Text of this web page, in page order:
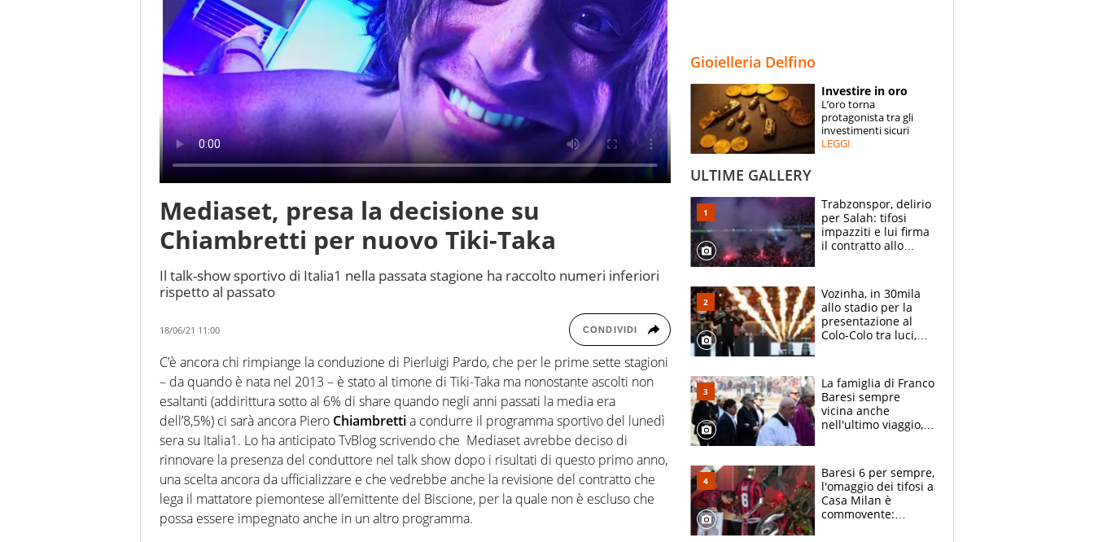
ESPERTI
CONTATTI
Mediaset, presa la decisione su
Chiambretti per nuovo Tiki-Taka
Il talk-show sportivo di Italia1 nella passata stagione ha raccolto numeri inferiori
rispetto al passato
18/06/21 11:00 CONDIVIDI
C’è ancora chi rimpiange la conduzione di Pierluigi Pardo, che per le prime sette stagioni
– da quando è nata nel 2013 – è stato al timone di Tiki-Taka ma nonostante ascolti non
esaltanti (addirittura sotto al 6% di share quando negli anni passati la media era
dell’8,5%) ci sarà ancora Piero Chiambrettia condurre il programma sportivo del lunedì
sera su Italia1. Lo ha anticipato TvBlog scrivendo che Mediaset avrebbe deciso di
rinnovare la presenza del conduttore nel talk show dopo i risultati di questo primo anno,
una scelta ancora da ufficializzare e che vedrebbe anche la revisione del contratto che
lega il mattatore piemontese all’emittente del Biscione, per la quale non è escluso che
possa essere impegnato anche in un altro programma.
Gioielleria Delfino
Investire in oro
L’oro torna
protagonista tra gli
investimenti sicuri
LEGGI
ULTIME GALLERY
Trabzonspor, delirio
per Salah: tifosi
impazziti e lui firma
il contratto allo
Vozinha, in 30mila
allo stadio per la
presentazione al
Colo-Colo tra luci,
La famiglia di Franco
Baresi sempre
vicina anche
nell'ultimo viaggio,
circondati
dall'affetto dei tifosi
Baresi 6 per sempre,
l'omaggio dei tifosi a
Casa Milan è
commovente: